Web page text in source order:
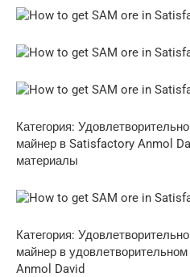
Категория:
майнер в Satisfactory Anmol
материалы
Категория:
майнер в
Anmol David